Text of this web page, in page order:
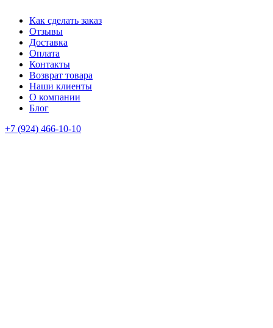
Как сделать заказ
Отзывы
Доставка
Оплата
Контакты
Возврат товара
Наши клиенты
О компании
Блог
+7 (924) 466-10-10